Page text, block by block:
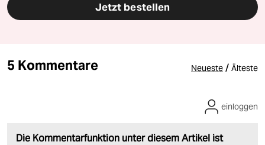
Jetzt bestellen
5 Kommentare Neueste / Älteste
Die Kommentarfunktion unter diesem Artikel ist
einloggen